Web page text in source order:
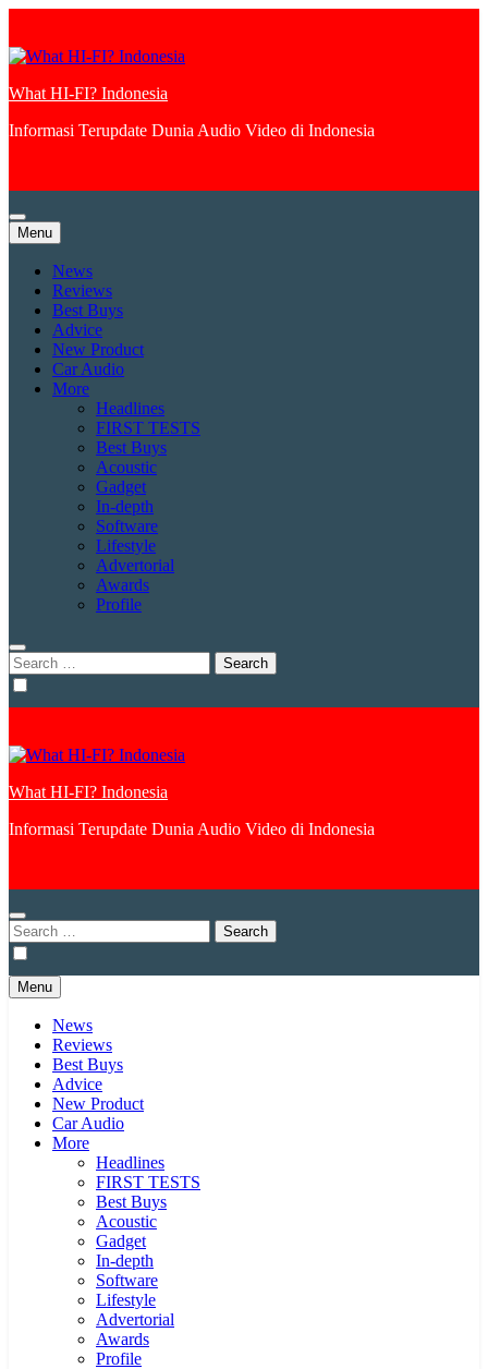
content
What HI-FI? Indonesia
Informasi Terupdate Dunia Audio Video di Indonesia
Menu
News
Reviews
Best Buys
Advice
New Product
Car Audio
More
Headlines
FIRST TESTS
Best Buys
Acoustic
Gadget
In-depth
Software
Lifestyle
Advertorial
Awards
Profile
Search
for:
What HI-FI? Indonesia
Informasi Terupdate Dunia Audio Video di Indonesia
Search
for:
Menu
News
Reviews
Best Buys
Advice
New Product
Car Audio
More
Headlines
FIRST TESTS
Best Buys
Acoustic
Gadget
In-depth
Software
Lifestyle
Advertorial
Awards
Profile